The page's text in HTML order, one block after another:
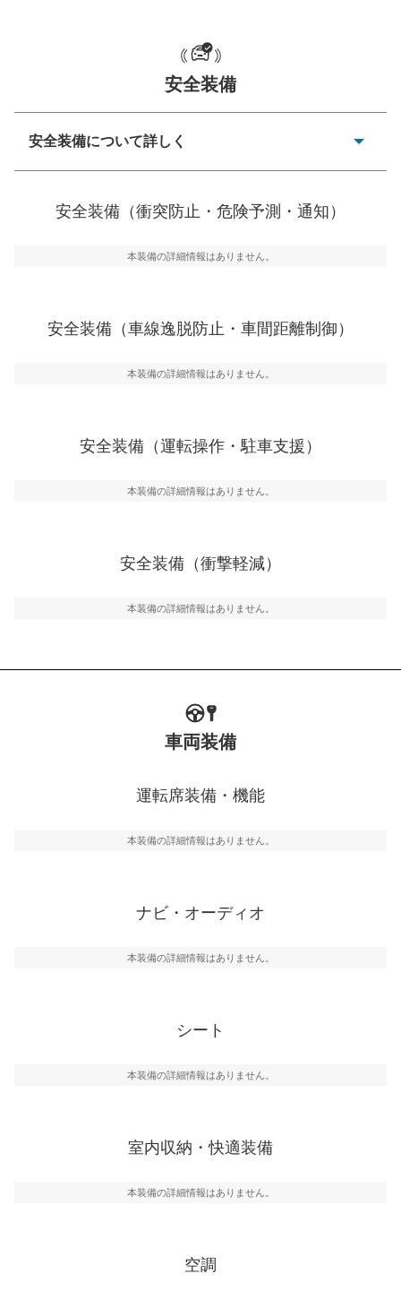
一般的な荷物のサイズの目安
安全装備
安全装備について詳しく
ーキアシスト、ABSなどが装備されています。
車線逸脱防止
車線のはみだしやふらつきを防止するためにレーンキー
運転・駐車支援
グ・アシストやサイドブラインドモニターなどが装備さ
万が一車体が衝撃を受けたときに、運転者・同乗者を守
るSRSエアバッグシステム、プリテンショナーシートベ
安全装備（衝突防止・危険予測・通知）
本装備の詳細情報はありません。
安全装備（車線逸脱防止・車間距離制御）
本装備の詳細情報はありません。
安全装備（運転操作・駐車支援）
本装備の詳細情報はありません。
安全装備（衝撃軽減）
本装備の詳細情報はありません。
車両装備
運転席装備・機能
本装備の詳細情報はありません。
ナビ・オーディオ
本装備の詳細情報はありません。
シート
本装備の詳細情報はありません。
室内収納・快適装備
本装備の詳細情報はありません。
空調